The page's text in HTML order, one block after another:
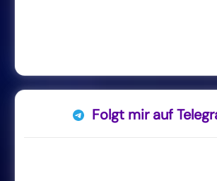
Folgt mir auf